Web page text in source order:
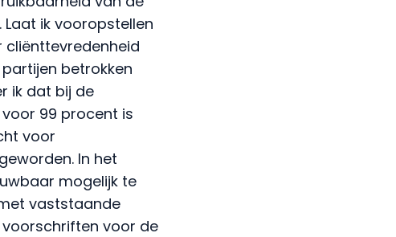
ik vooropstellen
betrokken
ik dat bij de
99 procent is
voor
In het
mogelijk te
vaststaande
voorschriften voor de